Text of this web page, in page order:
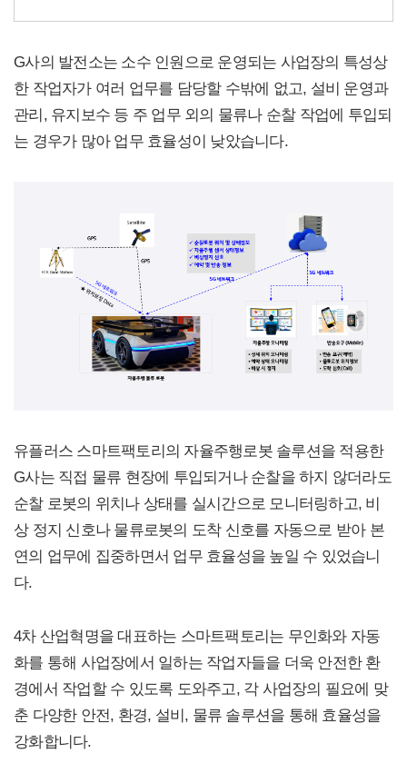
G사의 발전소는 소수 인원으로 운영되는 사업장의 특성상
한 작업자가 여러 업무를 담당할 수밖에 없고, 설비 운영과
관리, 유지보수 등 주 업무 외의 물류나 순찰 작업에 투입되
는 경우가 많아 업무 효율성이 낮았습니다.
유플러스 스마트팩토리의 자율주행로봇 솔루션을 적용한
G사는 직접 물류 현장에 투입되거나 순찰을 하지 않더라도
순찰 로봇의 위치나 상태를 실시간으로 모니터링하고, 비
상 정지 신호나 물류로봇의 도착 신호를 자동으로 받아 본
연의 업무에 집중하면서 업무 효율성을 높일 수 있었습니
다.
4차 산업혁명을 대표하는 스마트팩토리는 무인화와 자동
화를 통해 사업장에서 일하는 작업자들을 더욱 안전한 환
경에서 작업할 수 있도록 도와주고, 각 사업장의 필요에 맞
춘 다양한 안전, 환경, 설비, 물류 솔루션을 통해 효율성을
강화합니다.